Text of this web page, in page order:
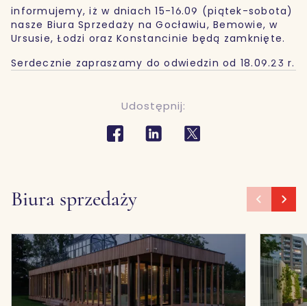
informujemy, iż w dniach 15-16.09 (piątek-sobota)
nasze Biura Sprzedaży na Gocławiu, Bemowie, w
Ursusie, Łodzi oraz Konstancinie będą zamknięte.
Serdecznie zapraszamy do odwiedzin od 18.09.23 r.
Udostępnij:
Biura sprzedaży